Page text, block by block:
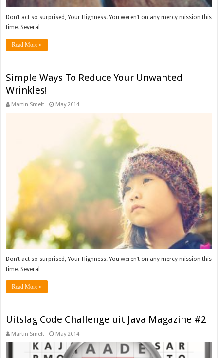
Don’t act so surprised, Your Highness. You weren’t on any mercy mission this
time. Several …
Read More »
Simple Ways To Reduce Your Unwanted
Wrinkles!
Martin Smelt May 2014
Don’t act so surprised, Your Highness. You weren’t on any mercy mission this
time. Several …
Read More »
Uitslag Code Challenge uit Java Magazine #2
Martin Smelt May 2014